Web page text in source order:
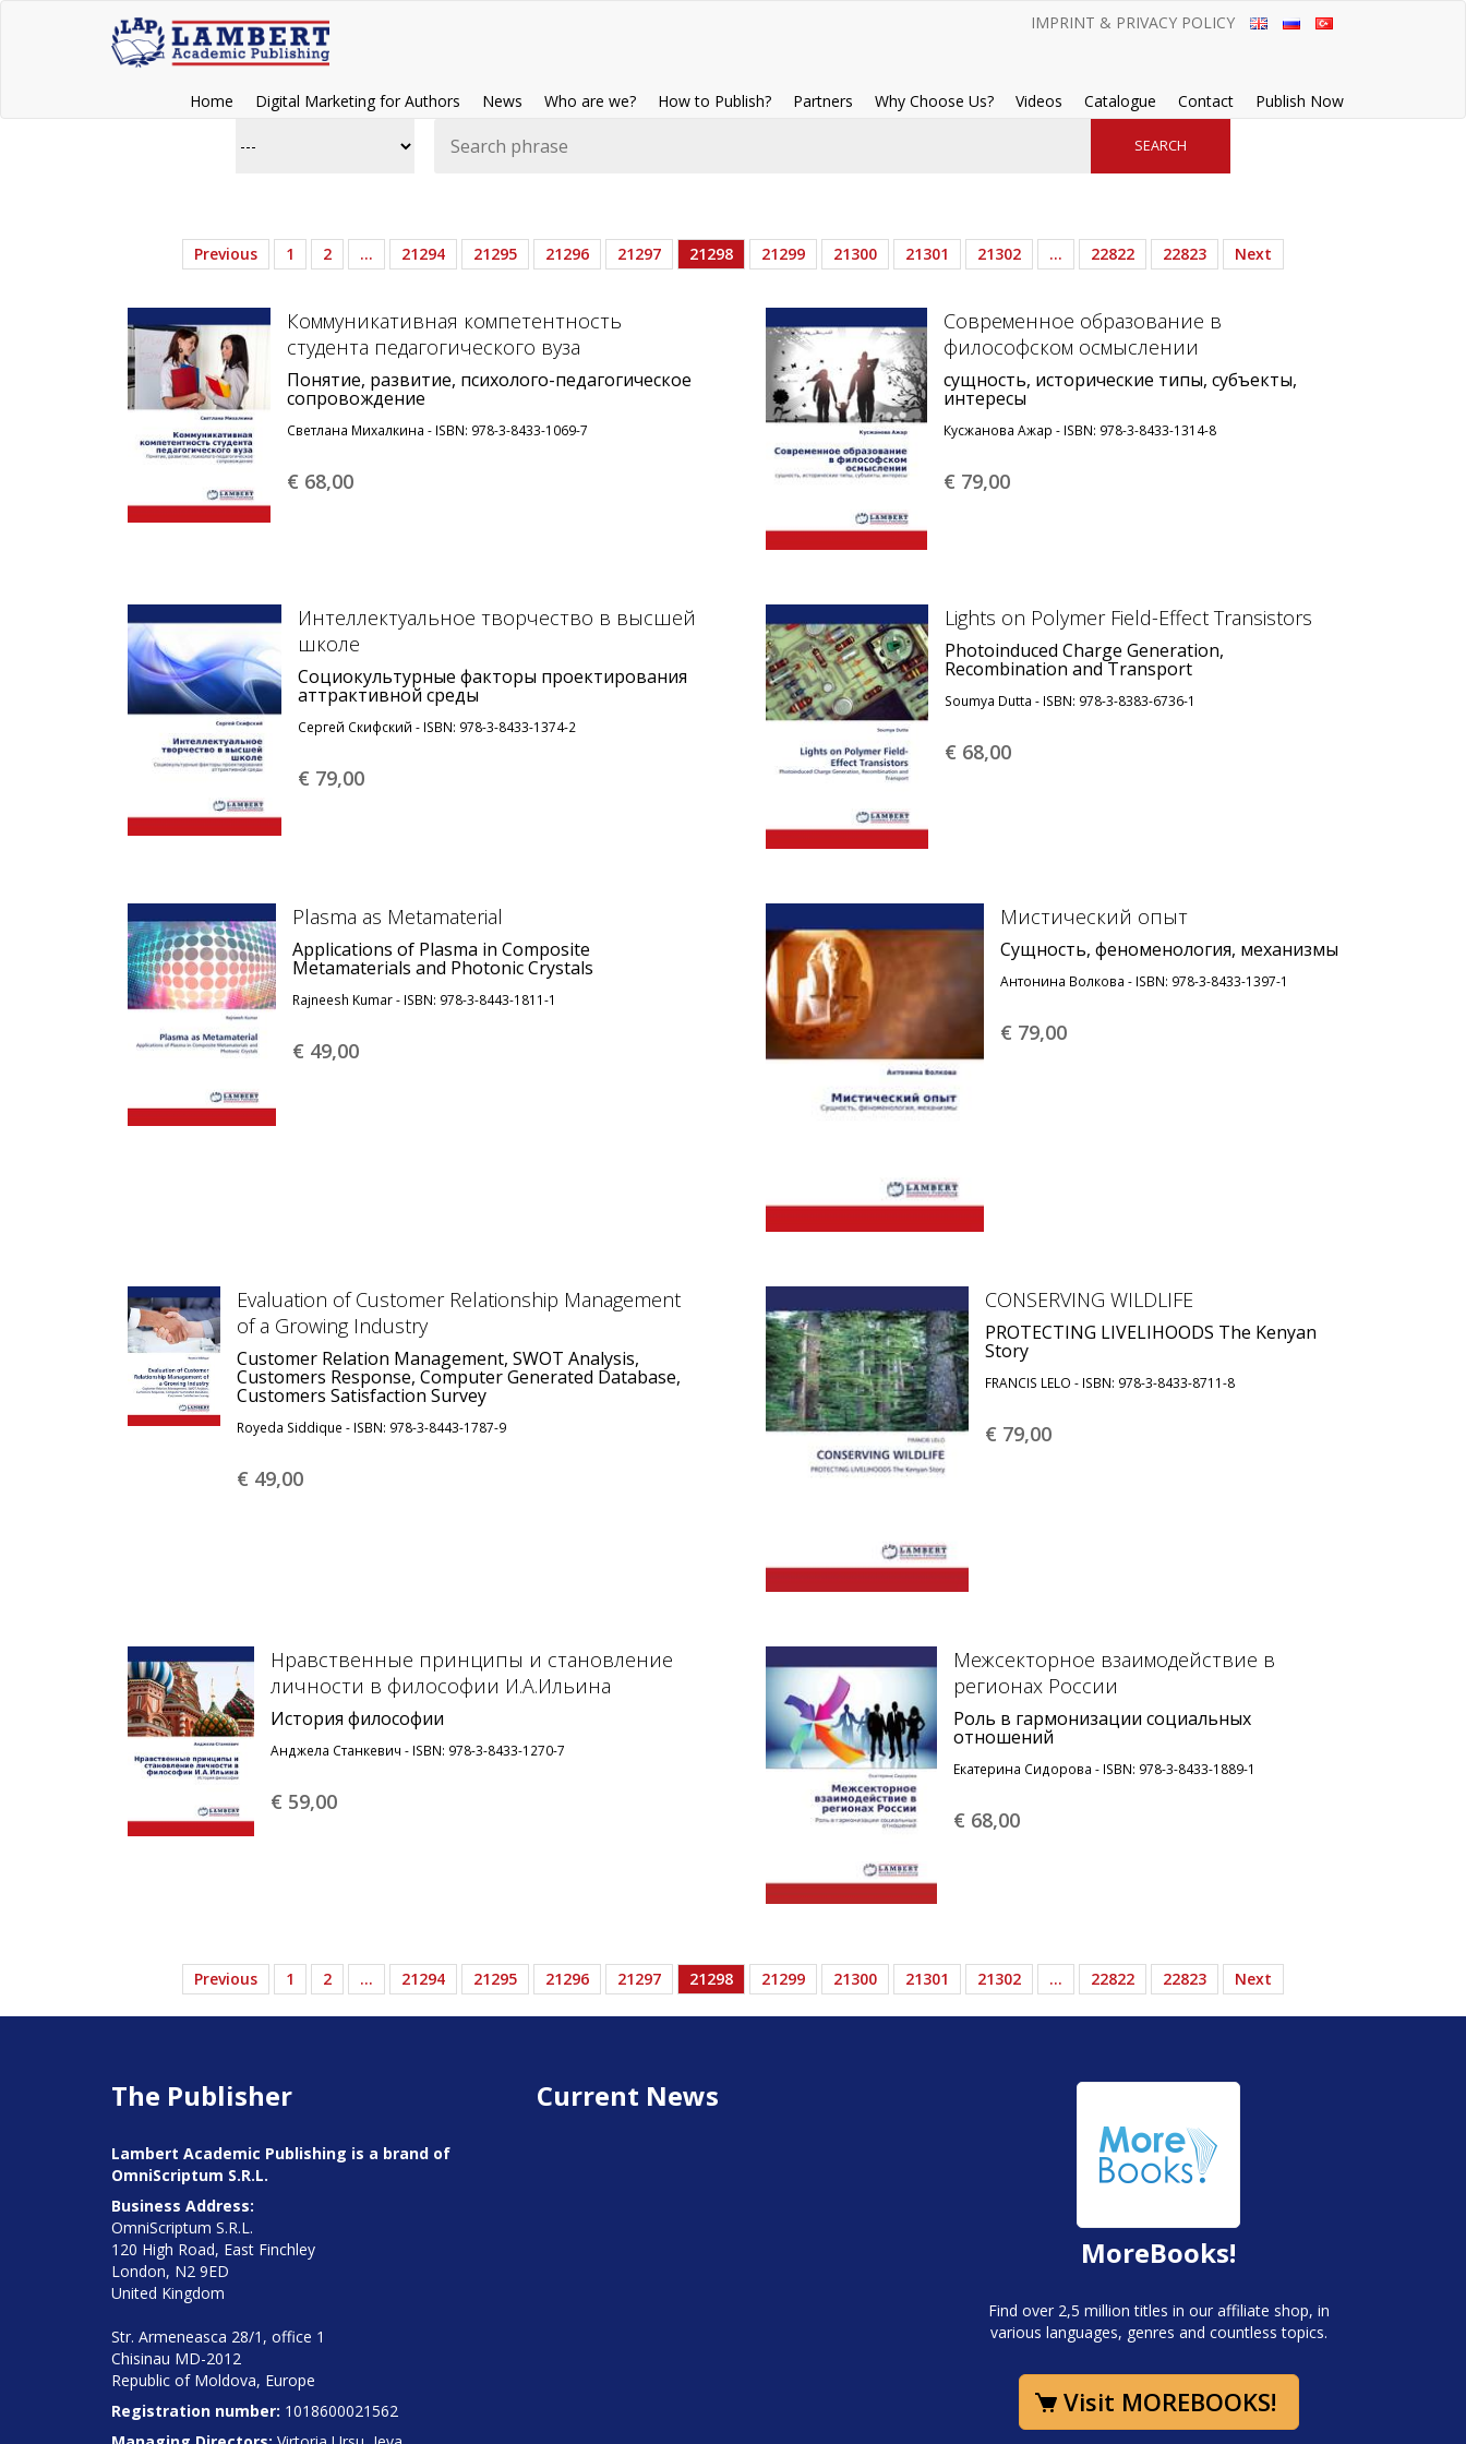
IMPRINT & PRIVACY POLICY
Home Digital Marketing for Authors News Who are we? How to Publish? Partners Why Choose Us? Videos Catalogue Contact Publish Now
Previous 1 2 … 21294 21295 21296 21297 21298 21299 21300 21301 21302 … 22822 22823 Next
Коммуникативная компетентность
студента педагогического вуза
Понятие, развитие, психолого-педагогическое
сопровождение
Светлана Михалкина - ISBN: 978-3-8433-1069-7
€ 68,00
Современное образование в
философском осмыслении
сущность, исторические типы, субъекты,
интересы
Кусжанова Ажар - ISBN: 978-3-8433-1314-8
€ 79,00
Интеллектуальное творчество в высшей
школе
Социокультурные факторы проектирования
аттрактивной среды
Сергей Скифский - ISBN: 978-3-8433-1374-2
€ 79,00
Lights on Polymer Field-Effect Transistors
Photoinduced Charge Generation,
Recombination and Transport
Soumya Dutta - ISBN: 978-3-8383-6736-1
€ 68,00
Plasma as Metamaterial
Applications of Plasma in Composite
Metamaterials and Photonic Crystals
Rajneesh Kumar - ISBN: 978-3-8443-1811-1
€ 49,00
Мистический опыт
Сущность, феноменология, механизмы
Антонина Волкова - ISBN: 978-3-8433-1397-1
€ 79,00
Evaluation of Customer Relationship Management
of a Growing Industry
Customer Relation Management, SWOT Analysis,
Customers Response, Computer Generated Database,
Customers Satisfaction Survey
Royeda Siddique - ISBN: 978-3-8443-1787-9
€ 49,00
CONSERVING WILDLIFE
PROTECTING LIVELIHOODS The Kenyan
Story
FRANCIS LELO - ISBN: 978-3-8433-8711-8
€ 79,00
Нравственные принципы и становление
личности в философии И.А.Ильина
История философии
Анджела Станкевич - ISBN: 978-3-8433-1270-7
€ 59,00
Межсекторное взаимодействие в
регионах России
Роль в гармонизации социальных
отношений
Екатерина Сидорова - ISBN: 978-3-8433-1889-1
€ 68,00
Previous 1 2 … 21294 21295 21296 21297 21298 21299 21300 21301 21302 … 22822 22823 Next
The Publisher
Lambert Academic Publishing is a brand of
OmniScriptum S.R.L.
Business Address:
OmniScriptum S.R.L.
120 High Road, East Finchley
London, N2 9ED
United Kingdom
Str. Armeneasca 28/1, office 1
Chisinau MD-2012
Republic of Moldova, Europe
Registration number: 1018600021562
Current News
MoreBooks!
Find over 2,5 million titles in our affiliate shop, in
various languages, genres and countless topics.
Visit MOREBOOKS!